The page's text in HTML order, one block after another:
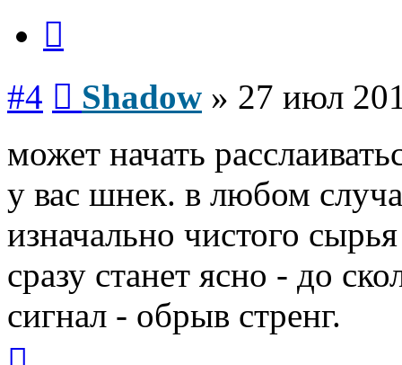
#4 Shadow » 27 июл
может начать
у вас шнек. в любом
изначально чистого
сразу станет ясно - до
сигнал - обрыв стренг.